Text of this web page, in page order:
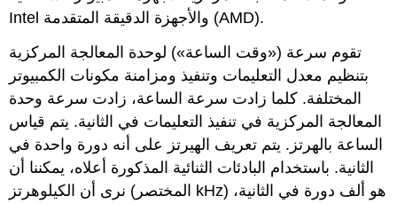
Intel
والأجهزة الدقيقة المتقدمة (AMD).
تقوم سرعة («وقت الساعة») لوحدة المعالجة المركزية
بتنظيم معدل التعليمات وتنفيذ ومزامنة مكونات الكمبيوتر
المختلفة. كلما زادت سرعة الساعة، زادت سرعة وحدة
المعالجة المركزية في تنفيذ التعليمات في الثانية. يتم قياس
الساعة بالهرتز. يتم تعريف الهيرتز على أنه دورة واحدة في
الثانية. باستخدام البادئات الثنائية المذكورة أعلاه، يمكننا أن
نرى أن الكيلوهرتز (المختصر kHz) هو ألف دورة في الثانية،